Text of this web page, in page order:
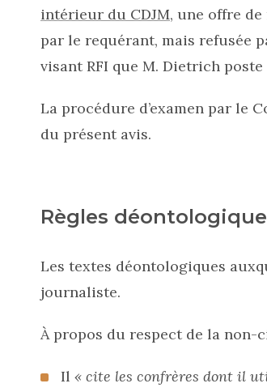
intérieur du CDJM, une offre
par le requérant, mais refusée
visant RFI que M. Dietrich
La procédure d’examen par le
du présent avis.
Règles
Les textes déontologiques
journaliste.
À propos du respect de la non-
Il « cite les confrères dont il